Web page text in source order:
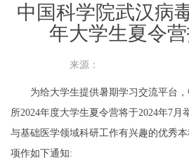
中国科学院武汉病
年大学生夏令
来源：
为给大学生提供暑期学习交流平台，
所2024年度大学生夏令营将于2024年7
与基础医学领域科研工作有兴趣的优秀
项作如下通知: